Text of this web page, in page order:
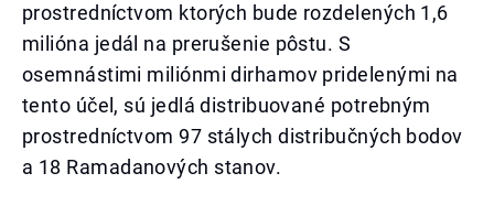
prostredníctvom ktorých bude rozdelených 1,6
milióna jedál na prerušenie pôstu. S
osemnástimi miliónmi dirhamov pridelenými na
tento účel, sú jedlá distribuované potrebným
prostredníctvom 97 stálych distribučných bodov
a 18 Ramadanových stanov.